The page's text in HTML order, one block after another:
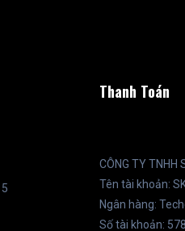
Thanh Toán
CÔNG TY TNHH
Tên tài khoản:
Ngân hàng:
Số tài